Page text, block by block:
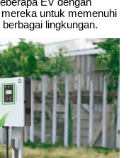
EV dengan
untuk memenuhi
lingkungan.